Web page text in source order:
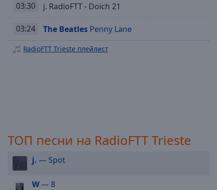
descriptions
off,
selected
settings
dialog
subtitles
off
03:30 j. RadioFTT - Doich 21
03:24 The Beatles Penny Lane
RadioFTT Trieste плейлист
ТОП песни на RadioFTT Trieste
j. — Spot
W— 8